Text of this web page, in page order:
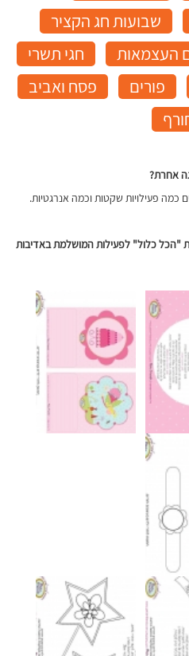
שבועות חג הקציר
העצמאות
חגי תשרי
פורים
פסח ואביב
אחרת?
כמה פעילויות שקטות וכמה אנרגטיות.
"הכל כלול" לפעילות המושלמת באדיבות